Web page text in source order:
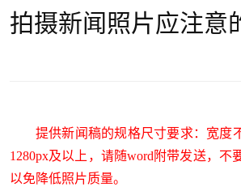
拍摄新闻照片应注意
提供新闻稿的规格尺寸要求：宽度
1280px及以上，请随word附带发送，不
以免降低照片质量。